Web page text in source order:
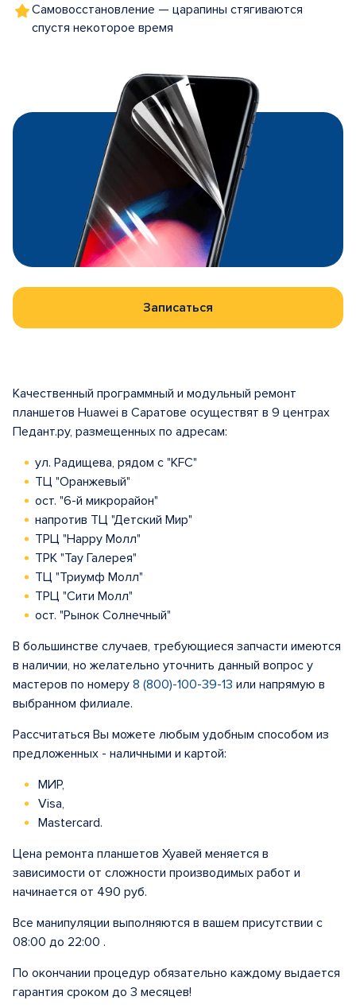
Самовосстановление — царапины стягиваются
спустя некоторое время
Записаться
Качественный программный и модульный ремонт
планшетов Huawei в Саратове осуществят в 9 центрах
Педант.ру, размещенных по адресам:
ул. Радищева, рядом с "KFC"
ТЦ "Оранжевый"
ост. "6-й микрорайон"
напротив ТЦ "Детский Мир"
ТРЦ "Happy Молл"
ТРК "Тау Галерея"
ТЦ "Триумф Молл"
ТРЦ "Сити Молл"
ост. "Рынок Солнечный"
В большинстве случаев, требующиеся запчасти имеются
в наличии, но желательно уточнить данный вопрос у
мастеров по номеру 8 (800)-100-39-13 или напрямую в
выбранном филиале.
Рассчитаться Вы можете любым удобным способом из
предложенных - наличными и картой:
МИР,
Visa,
Mastercard.
Цена ремонта планшетов Хуавей меняется в
зависимости от сложности производимых работ и
начинается от 490 руб.
Все манипуляции выполняются в вашем присутствии с
08:00 до 22:00 .
По окончании процедур обязательно каждому выдается
гарантия сроком до 3 месяцев!